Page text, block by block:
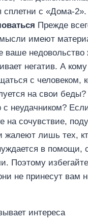
с «Дома-2».
Прежде
имеют
ваше
негатив. А
с человеком,
на свои
с неудачником?
на сочувствие,
лишь тех,
в помощи,
Поэтому
не принесут вам
интереса